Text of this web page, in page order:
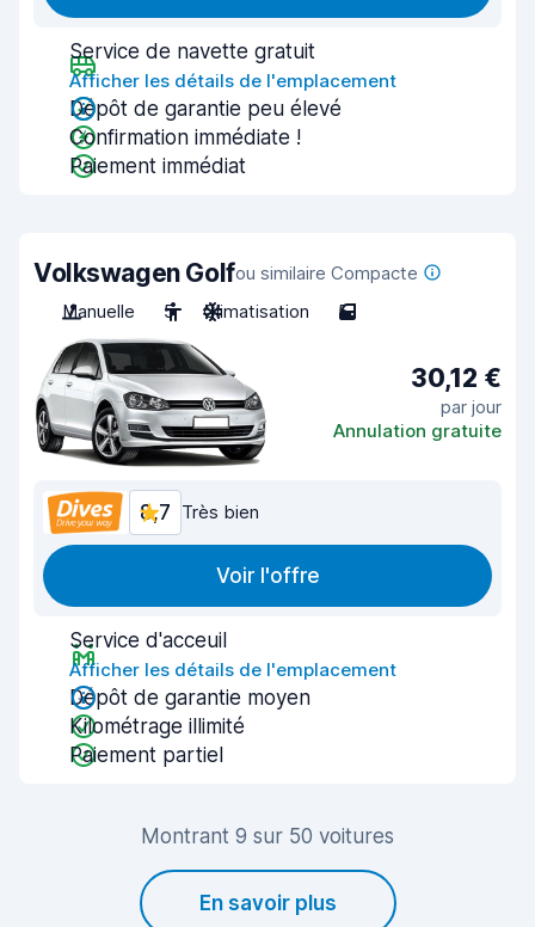
Service de navette gratuit
Afficher les détails de l'emplacement
Dépôt de garantie peu élevé
Confirmation immédiate !
Paiement immédiat
Volkswagen Golfou similaire Compacte
Manuelle
5 Climatisation 5
30,12 €
par jour
Annulation gratuite
8,7 Très bien
Voir l'offre
Service d'acceuil
Afficher les détails de l'emplacement
Dépôt de garantie moyen
Kilométrage illimité
Paiement partiel
Montrant 9 sur 50 voitures
En savoir plus